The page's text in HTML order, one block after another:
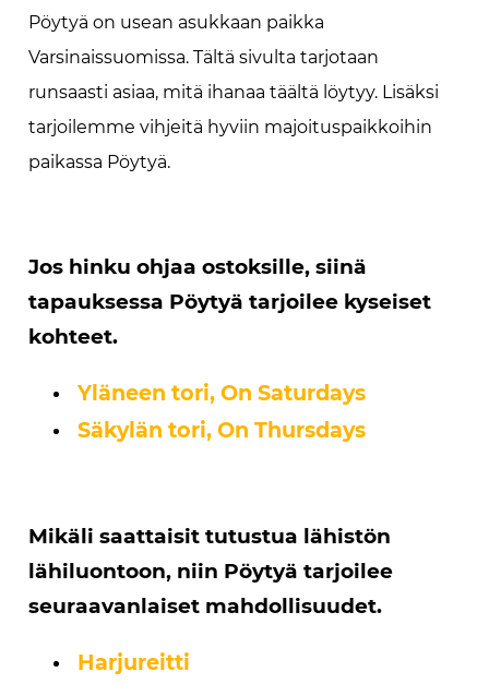
Pöytyä on usean asukkaan paikka
Varsinaissuomissa. Tältä sivulta tarjotaan
runsaasti asiaa, mitä ihanaa täältä löytyy. Lisäksi
tarjoilemme vihjeitä hyviin majoituspaikkoihin
paikassa Pöytyä.
Jos hinku ohjaa ostoksille, siinä
tapauksessa Pöytyä tarjoilee kyseiset
kohteet.
Yläneen tori, On Saturdays
Säkylän tori, On Thursdays
Mikäli saattaisit tutustua lähistön
lähiluontoon, niin Pöytyä tarjoilee
seuraavanlaiset mahdollisuudet.
Harjureitti